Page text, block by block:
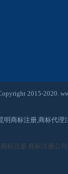
2015-2020.
明商标注册,商标代
标注册
商标注册公司